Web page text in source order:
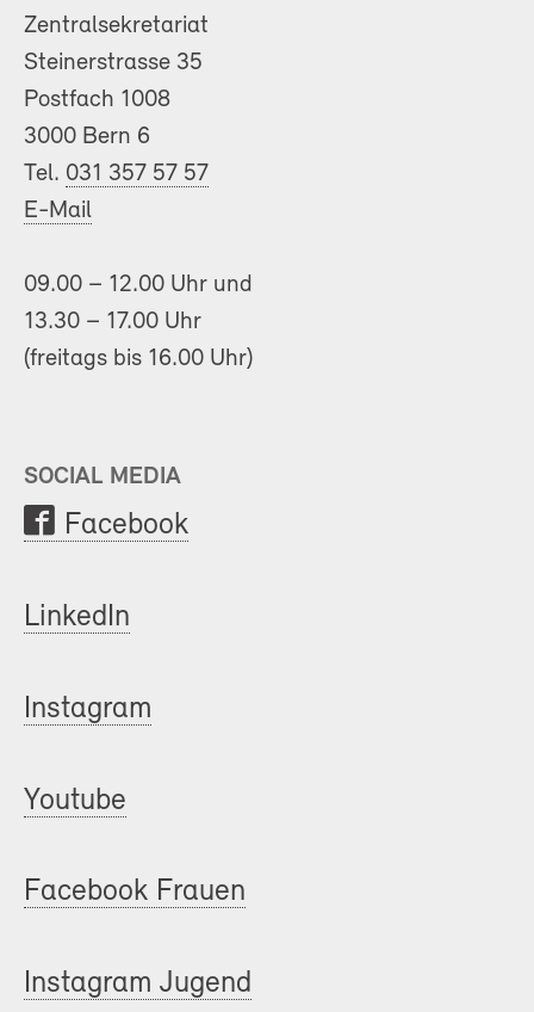
Zentralsekretariat
Steinerstrasse 35
Postfach 1008
3000 Bern 6
Tel. 031 357 57 57
E-Mail
09.00 – 12.00 Uhr und
13.30 – 17.00 Uhr
(freitags bis 16.00 Uhr)
SOCIAL MEDIA
Facebook
LinkedIn
Instagram
Youtube
Facebook Frauen
Instagram Jugend